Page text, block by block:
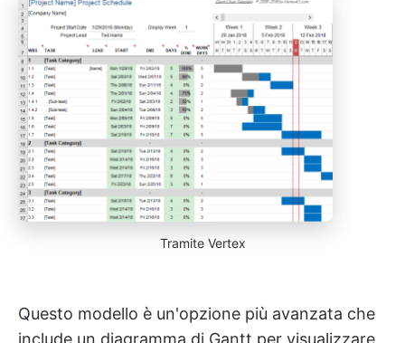
Tramite Vertex
Questo modello è un'opzione più avanzata che
include un diagramma di Gantt per visualizzare